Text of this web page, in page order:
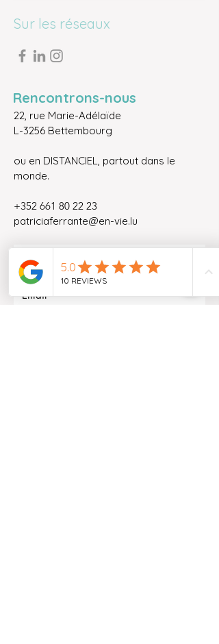
Sur les réseaux
Rencontrons-nous
22, rue Marie-Adélaïde
L-3256 Bettembourg
ou en DISTANCIEL, partout dans le
monde.
+352 661 80 22 23
patriciaferrante@en-vie.lu